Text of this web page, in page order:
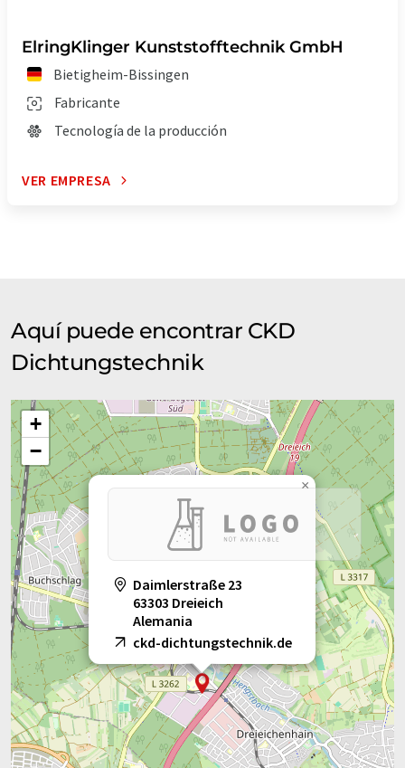
ElringKlinger Kunststofftechnik GmbH
Bietigheim-Bissingen
Fabricante
Tecnología de la producción
VER EMPRESA
Aquí puede encontrar CKD
Dichtungstechnik
Daimlerstraße 23
63303 Dreieich
Alemania
ckd-dichtungstechnik.de
×
+
−